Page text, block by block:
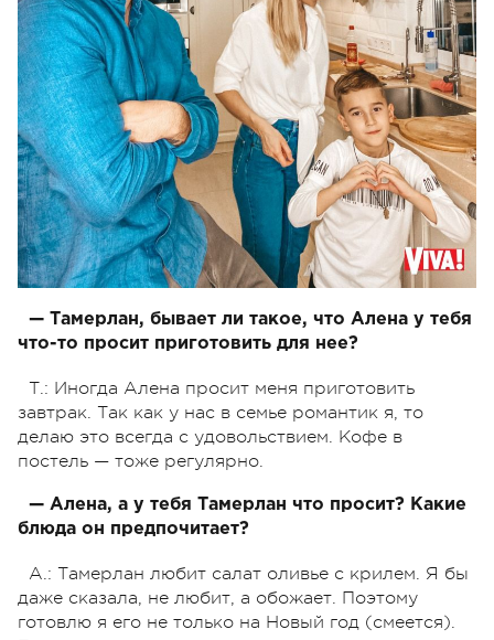
— Тамерлан, бывает ли такое, что Алена у тебя
что-то просит приготовить для нее?
Т.: Иногда Алена просит меня приготовить
завтрак. Так как у нас в семье романтик я, то
делаю это всегда с удовольствием. Кофе в
постель — тоже регулярно.
— Алена, а у тебя Тамерлан что просит? Какие
блюда он предпочитает?
А.: Тамерлан любит салат оливье с крилем. Я бы
даже сказала, не любит, а обожает. Поэтому
готовлю я его не только на Новый год (смеется).